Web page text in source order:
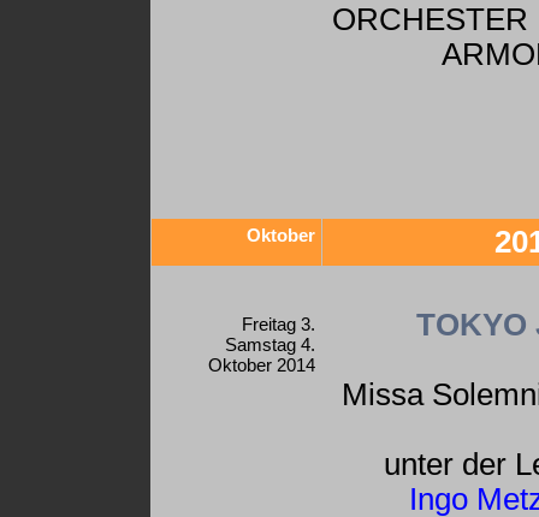
ORCHESTER
Oktober
Freitag 3.
Samstag 4.
Oktober 2014
TOKYO
Missa
unter der
Ingo